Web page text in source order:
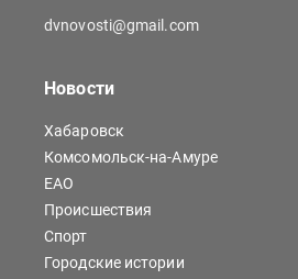
dvnovosti@gmail.com
Новости
Хабаровск
Комсомольск-на-Амуре
ЕАО
Происшествия
Спорт
Городские истории